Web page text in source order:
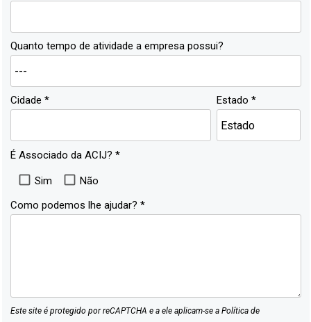
Quanto tempo de atividade a empresa possui?
Cidade * Estado *
É Associado da ACIJ? *
Sim
Não
Como podemos lhe ajudar? *
Este site é protegido por reCAPTCHA e a ele aplicam-se a Política de